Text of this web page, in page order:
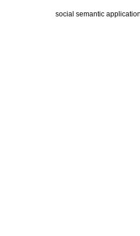
social semantic